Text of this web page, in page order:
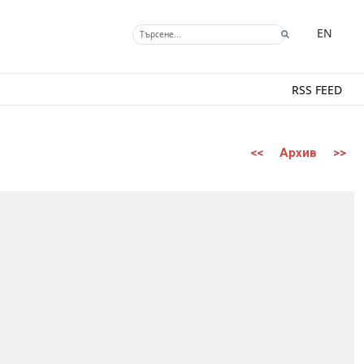
EN
RSS FEED
<< Архив >>